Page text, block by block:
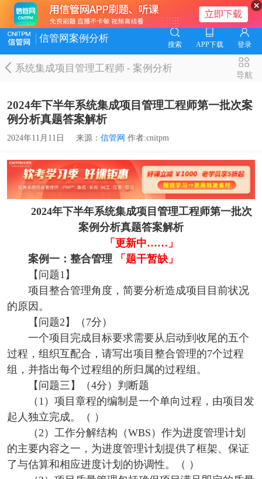
信管网案例分析
搜索 APP下载 登录
系统集成项目管理工程师- 案例分析
导航
2024年下半年系统集成项目管理工程师第一批次案
例分析真题答案解析
2024年11月11日 来源： 信管网 作者:cnitpm
2024年下半年系统集成项目管理工程师第一批次
案例分析真题答案解析
「更新中……」
案例一：整合管理
「 题干暂缺」
【问题1】
项目整合管理角度，简要分析造成项目目前状况
的原因。
【问题2】（7分）
一个项目完成目标要求需要从启动到收尾的五个
过程，组织互配合，请写出项目整合管理的7个过程
组，并指出每个过程组的所归属的过程组。
【问题三】（4分）判断题
（1）项目章程的编制是一个单向过程，由项目发
起人独立完成。（ ）
（2）工作分解结构（WBS）作为进度管理计划
的主要内容之一，为进度管理计划提供了框架、保证
了与估算和相应进度计划的协调性。（ ）